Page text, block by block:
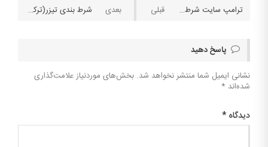
ترامپ سایت شرط بندی را راه‌اندازی می‌کند شرط بندی تیزر(ترکیبی) چگونه انجام می شود؟
پاسخ دهید
نشانی ایمیل شما منتشر نخواهد شد. بخش‌های موردنیاز علامت‌گذاری
شده‌اند *
دیدگاه *